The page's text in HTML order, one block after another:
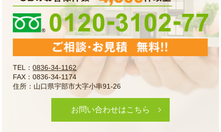
TEL：0836-34-1162
FAX：0836-34-1174
住所：山口県宇部市大字小串91-26
お問い合わせはこちら